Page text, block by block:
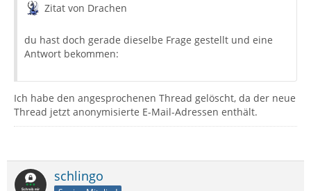
Zitat von Drachen
du hast doch gerade dieselbe Frage gestellt und eine
Antwort bekommen:
Ich habe den angesprochenen Thread gelöscht, da der neue
Thread jetzt anonymisierte E-Mail-Adressen enthält.
schlingo